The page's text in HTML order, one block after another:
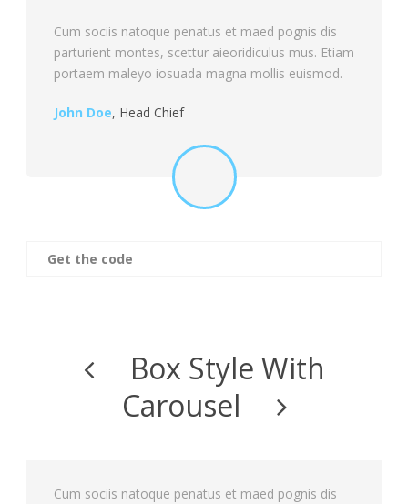
Cum sociis natoque penatus et maed pognis dis
parturient montes, scettur aieoridiculus mus. Etiam
portaem maleyo iosuada magna mollis euismod.
John Doe, Head Chief
Get the code
Box Style With
Carousel
Cum sociis natoque penatus et maed pognis dis